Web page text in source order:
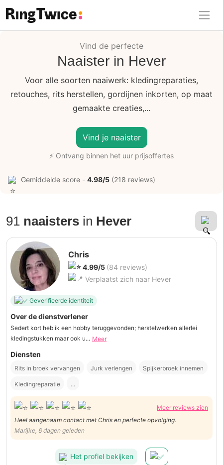
Ring Twice
Vind de perfecte
Naaister in Hever
Voor alle soorten naaiwerk: kledingreparaties,
retouches, rits herstellen, gordijnen inkorten, op maat
gemaakte creaties,...
Vind je naaister
⚡ Ontvang binnen het uur prijsoffertes
Gemiddelde score - 4.98/5 (218 reviews)
91 naaisters in Hever
Chris
4.99/5 (84 reviews)
Verplaatst zich naar Hever
Geverifieerde identiteit
Over de dienstverlener
Sedert kort heb ik een hobby teruggevonden; herstelwerken allerlei
kledingstukken maar ook u... Meer
Diensten
Rits in broek vervangen Jurk verlengen Spijkerbroek innemen
Kledingreparatie ...
Meer reviews zien
Heel aangenaam contact met Chris en perfecte opvolging.
Marijke, 6 dagen geleden
Het profiel bekijken